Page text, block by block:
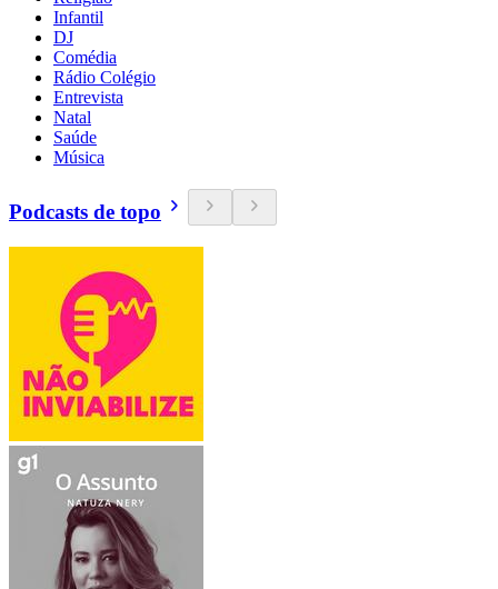
Infantil
DJ
Comédia
Rádio Colégio
Entrevista
Natal
Saúde
Música
Podcasts de topo